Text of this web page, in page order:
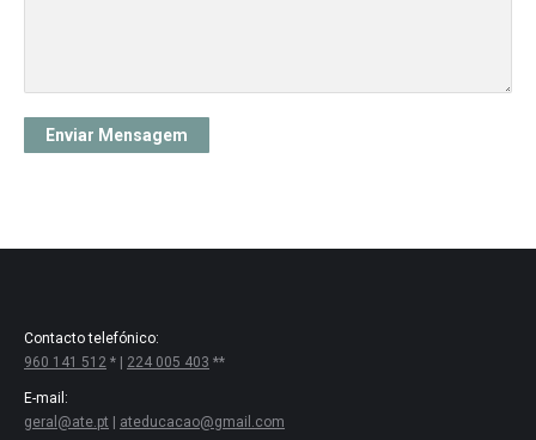
Enviar Mensagem
Contacto telefónico:
960 141 512 * | 224 005 403 **
E-mail:
geral@ate.pt
ateducacao@gmail.com